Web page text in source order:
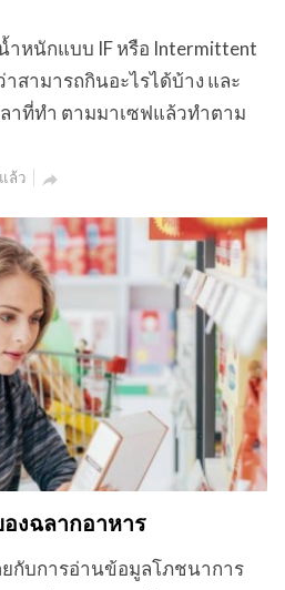
ำหนักแบบ IF หรือ Intermittent
สามารถกินอะไรได้บ้าง และ
าที่ทำ ตามมาเซฟแล้วทำตาม
ล้ว 
งฉลากอาหาร
ยกับการอ่านข้อมูลโภชนาการ